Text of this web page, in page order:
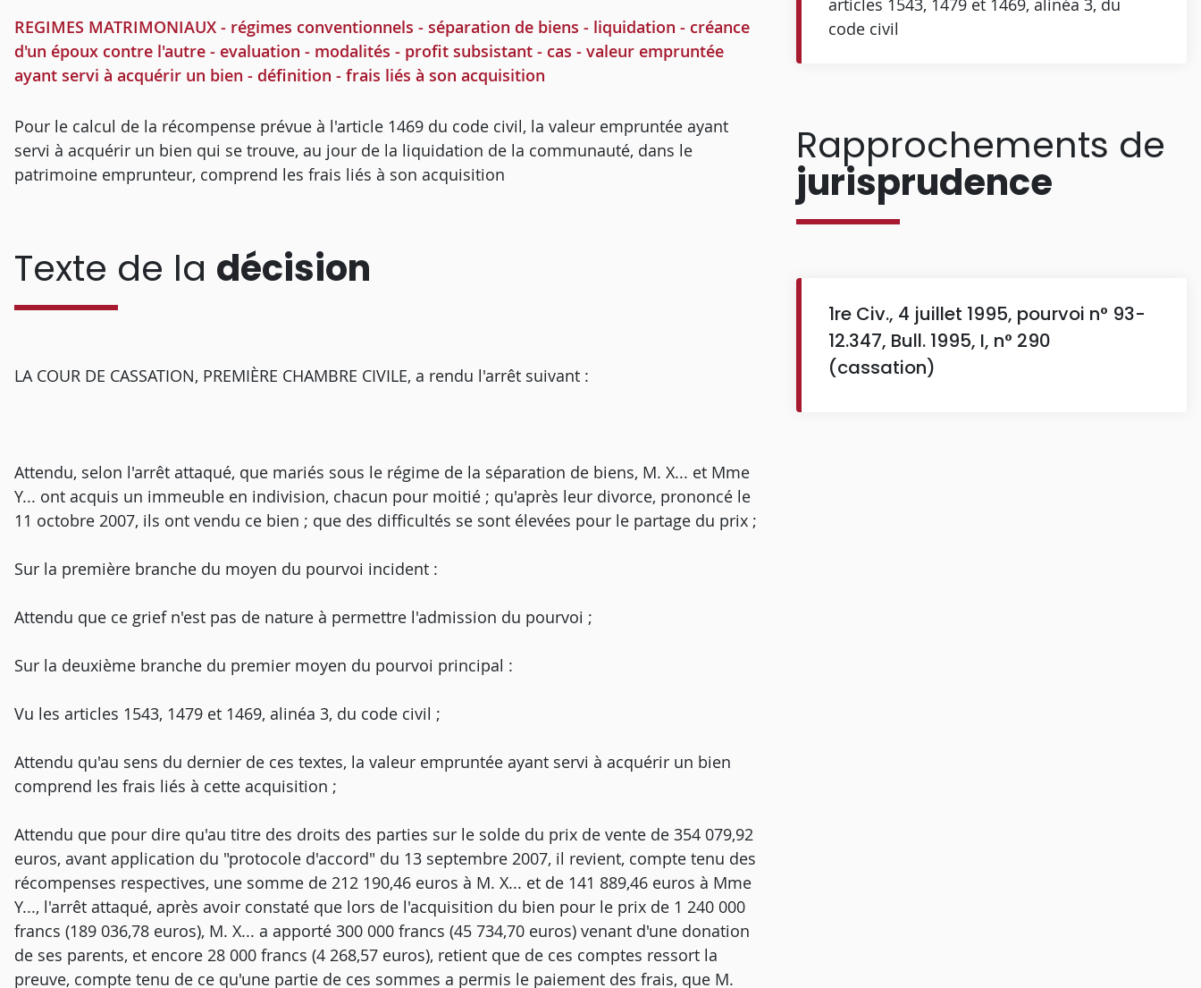
REGIMES MATRIMONIAUX - régimes conventionnels - séparation de biens - liquidation - créance
d'un époux contre l'autre - evaluation - modalités - profit subsistant - cas - valeur empruntée
ayant servi à acquérir un bien - définition - frais liés à son acquisition
Pour le calcul de la récompense prévue à l'article 1469 du code civil, la valeur empruntée ayant
servi à acquérir un bien qui se trouve, au jour de la liquidation de la communauté, dans le
patrimoine emprunteur, comprend les frais liés à son acquisition
Texte de la décision
LA COUR DE CASSATION, PREMIÈRE CHAMBRE CIVILE, a rendu l'arrêt suivant :
Attendu, selon l'arrêt attaqué, que mariés sous le régime de la séparation de biens, M. X... et Mme
Y... ont acquis un immeuble en indivision, chacun pour moitié ; qu'après leur divorce, prononcé le
11 octobre 2007, ils ont vendu ce bien ; que des difficultés se sont élevées pour le partage du prix ;
Sur la première branche du moyen du pourvoi incident :
Attendu que ce grief n'est pas de nature à permettre l'admission du pourvoi ;
Sur la deuxième branche du premier moyen du pourvoi principal :
Vu les articles 1543, 1479 et 1469, alinéa 3, du code civil ;
Attendu qu'au sens du dernier de ces textes, la valeur empruntée ayant servi à acquérir un bien
comprend les frais liés à cette acquisition ;
Attendu que pour dire qu'au titre des droits des parties sur le solde du prix de vente de 354 079,92
euros, avant application du "protocole d'accord" du 13 septembre 2007, il revient, compte tenu des
récompenses respectives, une somme de 212 190,46 euros à M. X... et de 141 889,46 euros à Mme
Y..., l'arrêt attaqué, après avoir constaté que lors de l'acquisition du bien pour le prix de 1 240 000
francs (189 036,78 euros), M. X... a apporté 300 000 francs (45 734,70 euros) venant d'une donation
de ses parents, et encore 28 000 francs (4 268,57 euros), retient que de ces comptes ressort la
preuve, compte tenu de ce qu'une partie de ces sommes a permis le paiement des frais, que M.
articles 1543, 1479 et 1469, alinéa 3, du
code civil
Rapprochements de
jurisprudence
1re Civ., 4 juillet 1995, pourvoi n° 93-
12.347, Bull. 1995, I, n° 290
(cassation)